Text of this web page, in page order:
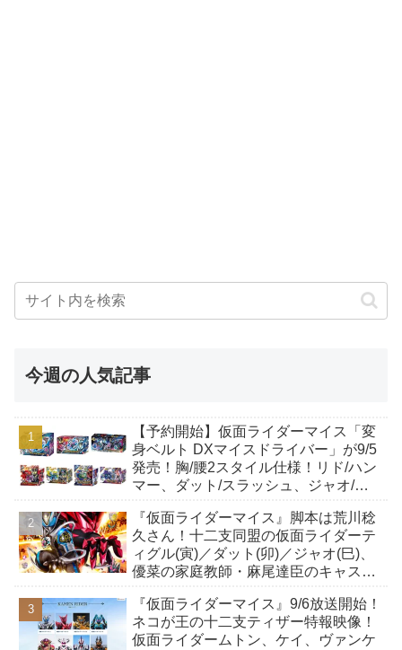
今週の人気記事
【予約開始】仮面ライダーマイス「変
身ベルト DXマイスドライバー」が9/5
発売！胸/腰2スタイル仕様！リド/ハン
マー、ダット/スラッシュ、ジャオ/バ
も！
『仮面ライダーマイス』脚本は荒川稔
久さん！十二支同盟の仮面ライダーテ
ィグル(寅)／ダット(卯)／ジャオ(巳)、
優菜の家庭教師・麻尾達臣のキャスト
んも変身！
『仮面ライダーマイス』9/6放送開始！
ネコが王の十二支ティザー特報映像！
仮面ライダームトン、ケイ、ヴァンケ